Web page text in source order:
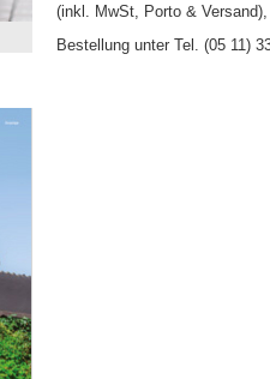
(inkl. MwSt, Porto &
Bestellung unter Tel. (05 11)